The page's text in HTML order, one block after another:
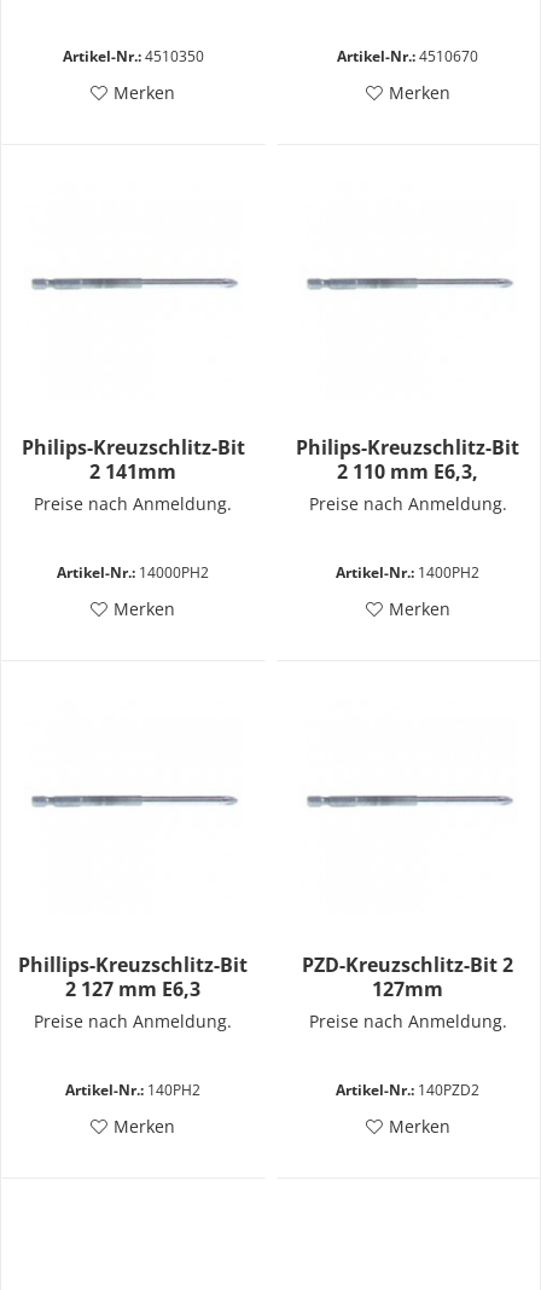
Artikel-Nr.:4510350
Merken
Artikel-Nr.:4510670
Merken
Philips-Kreuzschlitz-Bit
2 141mm
Preise nach Anmeldung.
Artikel-Nr.: 14000PH2
Merken
Philips-Kreuzschlitz-Bit
2 110 mm E6,3,
Preise nach Anmeldung.
Artikel-Nr.: 1400PH2
Merken
Phillips-Kreuzschlitz-Bit
2 127 mm E6,3
Preise nach Anmeldung.
Artikel-Nr.: 140PH2
Merken
PZD-Kreuzschlitz-Bit 2
127mm
Preise nach Anmeldung.
Artikel-Nr.: 140PZD2
Merken